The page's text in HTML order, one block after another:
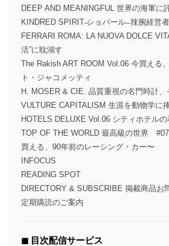
DEEP AND MEANINGFUL 世界の海軍に
KINDRED SPIRIT ̶ショパール ̶ 辣腕経営
FERRARI ROMA: LA NUOVA DOLCE
活”に耽溺す
The Rakish ART ROOM Vol.06 今買え
ト・ジャコメッティ
H. MOSER & CIE. 品質重視の名門時計、
VULTURE CAPITALISM 生涯を動物学に
HOTELS DELUXE Vol.06 シティホテル
TOP OF THE WORLD 最高級の世界
買える、90年前のレーシング・カー〜
INFOCUS
READING SPOT
DIRECTORY & SUBSCRIBE 掲載商品お
定期購読のご案内
◼︎ 目次配信サービス